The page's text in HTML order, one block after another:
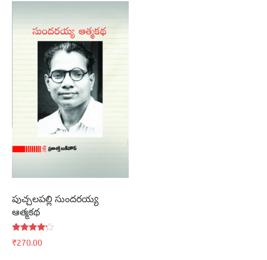
పుచ్చలపల్లి సుందరయ్య
ఆత్మకథ
Rated
4.00
₹270.00